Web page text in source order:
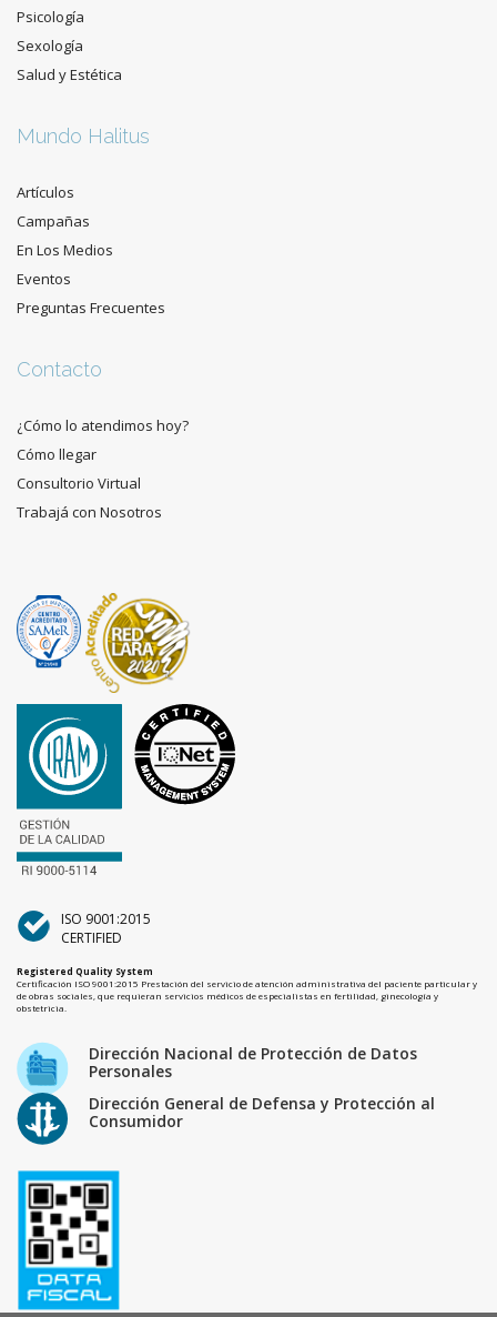
Psicología
Sexología
Salud y Estética
Mundo Halitus
Artículos
Campañas
En Los Medios
Eventos
Preguntas Frecuentes
Contacto
¿Cómo lo atendimos hoy?
Cómo llegar
Consultorio Virtual
Trabajá con Nosotros
ISO 9001:2015
CERTIFIED
Registered Quality System
Certificación ISO 9001:2015 Prestación del servicio de atención administrativa del paciente particular y
de obras sociales, que requieran servicios médicos de especialistas en fertilidad, ginecología y
obstetricia.
Dirección Nacional de Protección de Datos
Personales
Dirección General de Defensa y Protección al
Consumidor